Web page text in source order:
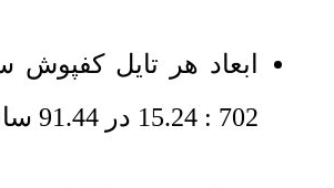
ابعاد هر تایل کفپوش
702 : 15.24 در 91.44 سانتی‌متر